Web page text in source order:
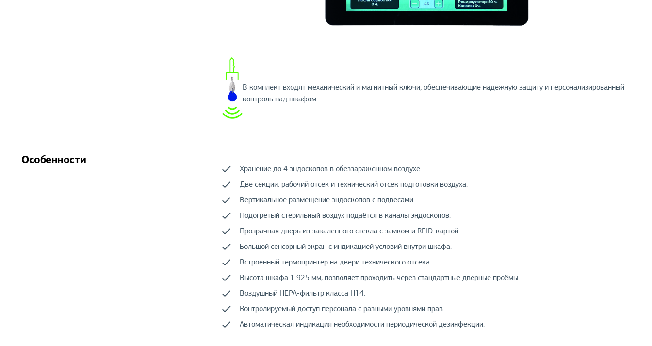
В комплект входят механический и магнитный ключи, обеспечивающие надёжную защиту и персонализированный
контроль над шкафом.
Особенности
Хранение до 4 эндоскопов в обеззараженном воздухе.
Две секции: рабочий отсек и технический отсек подготовки воздуха.
Вертикальное размещение эндоскопов с подвесами.
Подогретый стерильный воздух подаётся в каналы эндоскопов.
Прозрачная дверь из закалённого стекла с замком и RFID-картой.
Большой сенсорный экран с индикацией условий внутри шкафа.
Встроенный термопринтер на двери технического отсека.
Высота шкафа 1 925 мм, позволяет проходить через стандартные дверные проёмы.
Воздушный НЕРА-фильтр класса Н14.
Контролируемый доступ персонала с разными уровнями прав.
Автоматическая индикация необходимости периодической дезинфекции.